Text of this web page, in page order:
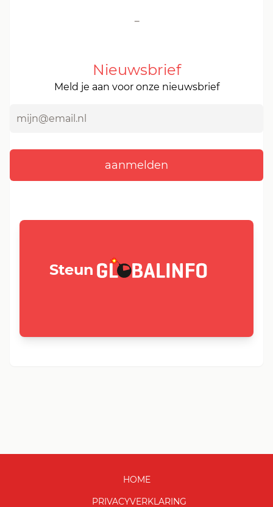
-
Nieuwsbrief
Meld je aan voor onze nieuwsbrief
Steun GLOBALINFO.nl
HOME
PRIVACYVERKLARING